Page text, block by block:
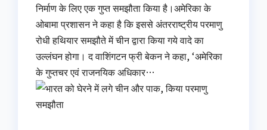
निर्माण के लिए एक गुप्त समझौता किया है।अमेरिका के
ओबामा प्रशासन ने कहा है कि इससे अंतरराष्ट्रीय परमाणु
रोधी हथियार समझौते में चीन द्वारा किया गये वादे का
उल्लंघन होगा। द वाशिंगटन फ्री बेकन ने कहा, ‘अमेरिका
के गुप्तचर एवं राजनयिक अधिकार…